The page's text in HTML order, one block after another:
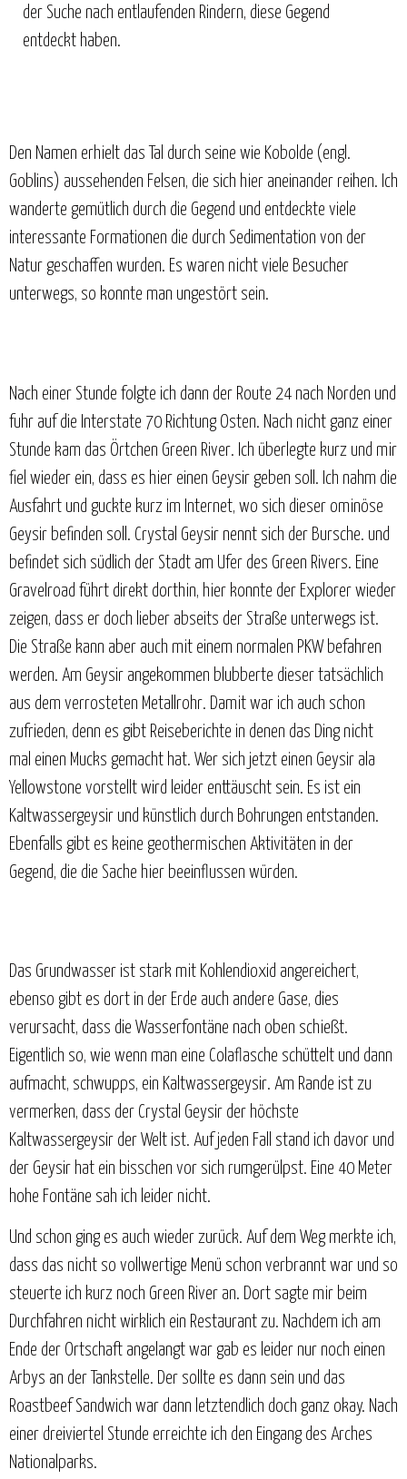
der Suche nach entlaufenden Rindern, diese Gegend
entdeckt haben.
Den Namen erhielt das Tal durch seine wie Kobolde (engl.
Goblins) aussehenden Felsen, die sich hier aneinander reihen. Ich
wanderte gemütlich durch die Gegend und entdeckte viele
interessante Formationen die durch Sedimentation von der
Natur geschaffen wurden. Es waren nicht viele Besucher
unterwegs, so konnte man ungestört sein.
Nach einer Stunde folgte ich dann der Route 24 nach Norden und
fuhr auf die Interstate 70 Richtung Osten. Nach nicht ganz einer
Stunde kam das Örtchen Green River. Ich überlegte kurz und mir
fiel wieder ein, dass es hier einen Geysir geben soll. Ich nahm die
Ausfahrt und guckte kurz im Internet, wo sich dieser ominöse
Geysir befinden soll. Crystal Geysir nennt sich der Bursche. und
befindet sich südlich der Stadt am Ufer des Green Rivers. Eine
Gravelroad führt direkt dorthin, hier konnte der Explorer wieder
zeigen, dass er doch lieber abseits der Straße unterwegs ist.
Die Straße kann aber auch mit einem normalen PKW befahren
werden. Am Geysir angekommen blubberte dieser tatsächlich
aus dem verrosteten Metallrohr. Damit war ich auch schon
zufrieden, denn es gibt Reiseberichte in denen das Ding nicht
mal einen Mucks gemacht hat. Wer sich jetzt einen Geysir ala
Yellowstone vorstellt wird leider enttäuscht sein. Es ist ein
Kaltwassergeysir und künstlich durch Bohrungen entstanden.
Ebenfalls gibt es keine geothermischen Aktivitäten in der
Gegend, die die Sache hier beeinflussen würden.
Das Grundwasser ist stark mit Kohlendioxid angereichert,
ebenso gibt es dort in der Erde auch andere Gase, dies
verursacht, dass die Wasserfontäne nach oben schießt.
Eigentlich so, wie wenn man eine Colaflasche schüttelt und dann
aufmacht, schwupps, ein Kaltwassergeysir. Am Rande ist zu
vermerken, dass der Crystal Geysir der höchste
Kaltwassergeysir der Welt ist. Auf jeden Fall stand ich davor und
der Geysir hat ein bisschen vor sich rumgerülpst. Eine 40 Meter
hohe Fontäne sah ich leider nicht.
Und schon ging es auch wieder zurück. Auf dem Weg merkte ich,
dass das nicht so vollwertige Menü schon verbrannt war und so
steuerte ich kurz noch Green River an. Dort sagte mir beim
Durchfahren nicht wirklich ein Restaurant zu. Nachdem ich am
Ende der Ortschaft angelangt war gab es leider nur noch einen
Arbys an der Tankstelle. Der sollte es dann sein und das
Roastbeef Sandwich war dann letztendlich doch ganz okay. Nach
einer dreiviertel Stunde erreichte ich den Eingang des Arches
Nationalparks.